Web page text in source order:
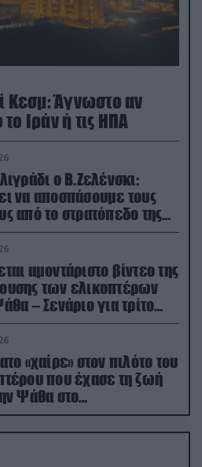
Κεσμ: Άγνωστο αν
Ιράν ή τις ΗΠΑ
ο Β.Ζελένσκι:
να αποσπάσουμε τους
από το στρατόπεδο της
αμοντάριστο βίντεο της
των ελικοπτέρων
– Σενάριο για τρίτο
«χαίρε» στον πιλότο του
που έχασε τη ζωή
Ψάθα στο
Ριτσώνας